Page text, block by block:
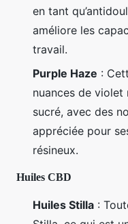
en tant
améliore les
travail.
Purple Haze :
nuances de
sucré, avec des
appréciée pour
résineux.
Huiles CBD
Huiles Stilla :